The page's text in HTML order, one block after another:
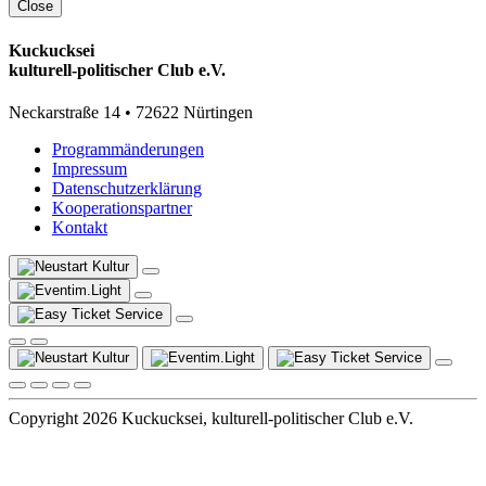
Close
Kuckucksei
kulturell-politischer Club e.V.
Neckarstraße 14 • 72622 Nürtingen
Programmänderungen
Impressum
Datenschutzerklärung
Kooperationspartner
Kontakt
Copyright 2026 Kuckucksei, kulturell-politischer Club e.V.